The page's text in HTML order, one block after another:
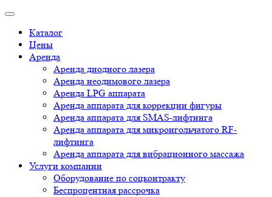
Каталог
Цены
Аренда
Аренда диодного лазера
Аренда неодимового лазера
Аренда LPG аппарата
Аренда аппарата для коррекции фигуры
Аренда аппарата для SMAS-лифтинга
Аренда аппарата для микроигольчатого RF-
лифтинга
Аренда аппарата для вибрационного массажа
Услуги компании
Оборудование по соцконтракту
Беспроцентная рассрочка